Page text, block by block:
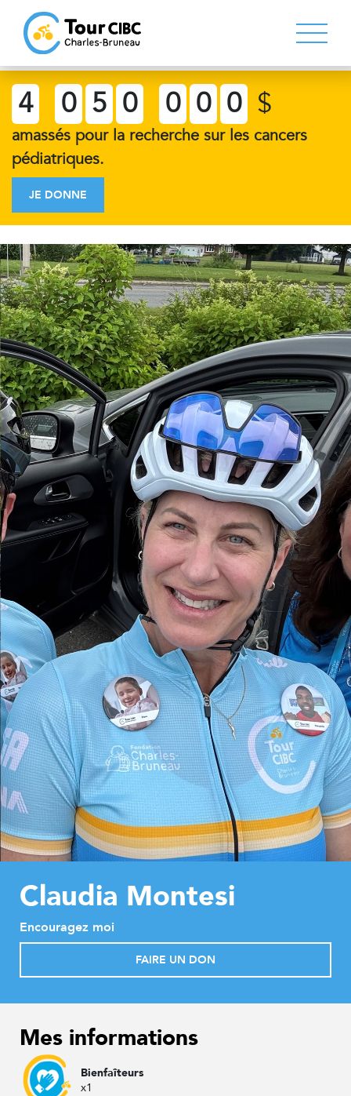
4 0 5 0 0 0 0 $
amassés pour la recherche sur les cancers
pédiatriques.
JE DONNE
Claudia Montesi
Encouragez moi
FAIRE UN DON
Mes informations
Bienfaîteurs
x1